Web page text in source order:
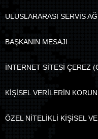
ULUSLARARASI SERVİS
BAŞKANIN MESAJI
İNTERNET SİTESİ ÇEREZ
KİŞİSEL VERİLERİN
ÖZEL NİTELİKLİ KİŞİSEL